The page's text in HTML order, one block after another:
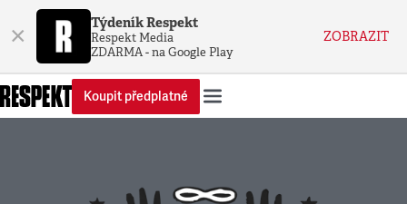
× Týdeník Respekt
Respekt Media
ZDARMA - na Google Play
ZOBRAZIT
Koupit předplatné